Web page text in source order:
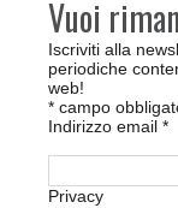
Vuoi
Iscriviti alla
periodiche
web!
* campo
Indirizzo email *
Privacy